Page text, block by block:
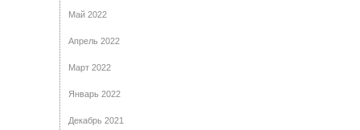
Май 2022
Апрель 2022
Март 2022
Январь 2022
Декабрь 2021